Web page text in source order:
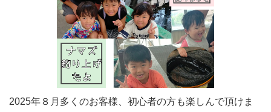
2025年８月多くのお客様、初心者の方も楽しんで頂けま